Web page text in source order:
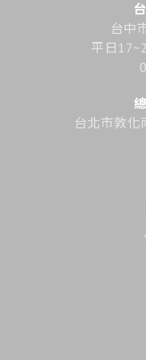
台中
平日
台北市敦